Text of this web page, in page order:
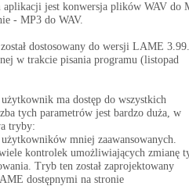
aplikacji jest konwersja plików WAV do
- MP3 do WAV.
dostosowany do wersji LAME
w trakcie pisania programu (listopad
ma dostęp do wszystkich
tych parametrów jest bardzo duża, w
tryby:
mniej zaawansowanych.
kontrolek umożliwiających zmianę
Tryb ten został zaprojektowany
dostępnymi na stronie